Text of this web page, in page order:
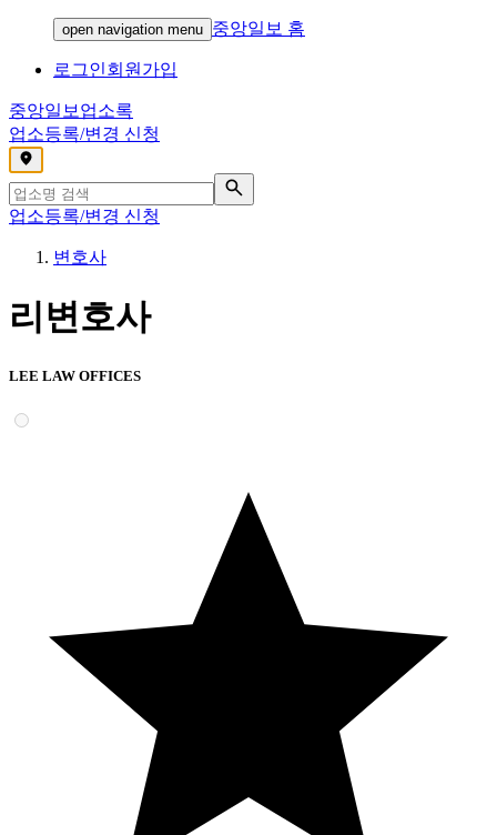
open navigation menu 중앙일보 홈
로그인회원가입
중앙일보 업소록
업소등록/변경 신청
,
업소등록/변경 신청
변호사
리변호사
LEE LAW OFFICES